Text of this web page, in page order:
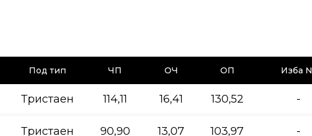
Под тип ЧП ОЧ ОП Изба
Тристаен 114,11 16,41 130,52 -
Тристаен 90,90 13,07 103,97 -